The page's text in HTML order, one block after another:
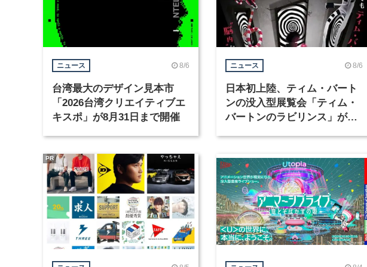
ニュース 8/6
台湾最大のデザイン見本市
「2026台湾クリエイティブエ
キスポ」が8月31日まで開催
ニュース 8/6
日本初上陸、ティム・バート
ンの没入型展覧会「ティム・
バートンのラビリンス」が東
PR